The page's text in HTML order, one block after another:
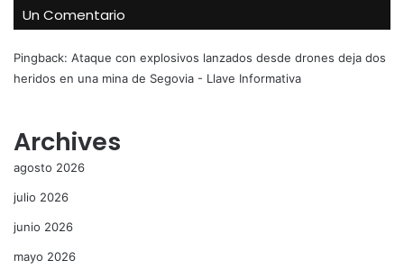
Un Comentario
Pingback: Ataque con explosivos lanzados desde drones deja dos
heridos en una mina de Segovia - Llave Informativa
Archives
agosto 2026
julio 2026
junio 2026
mayo 2026